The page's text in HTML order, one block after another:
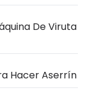
De Viruta
Hacer Aserrín